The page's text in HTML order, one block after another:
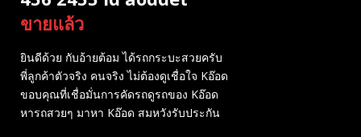
ขายแล้ว
ยินดีด้วย กับอ้ายต้อม ได้รถกระบะสวยครับ
พี่ลูกค้าตัวจริง คนจริง ไม่ต้องดูเชื่อใจ Kอ๊อด
ขอบคุณที่เชื่อมั่นการคัดรถดูรถของ Kอ๊อด
หารถสวยๆ มาหา Kอ๊อด สมหวังรับประกัน